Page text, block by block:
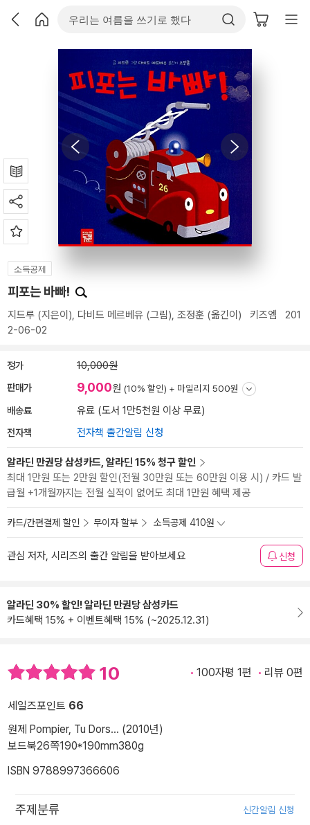
소득공제
피포는 바빠!
지드루 (지은이), 다비드 메르베유 (그림), 조정훈 (옮긴이) 키즈엠 201
2-06-02
정가 10,000원
판매가 9,000원 (10% 할인) + 마일리지 500원
배송료 유료 (도서 1만5천원 이상 무료)
전자책 전자책 출간알림 신청
알라딘 만권당 삼성카드, 알라딘 15% 청구 할인
최대 1만원 또는 2만원 할인(전월 30만원 또는 60만원 이용 시) / 카드 발
급월 +1개월까지는 전월 실적이 없어도 최대 1만원 혜택 제공
카드/간편결제 할인 무이자 할부 소득공제 410원
관심 저자, 시리즈의 출간 알림을 받아보세요 신청
알라딘 30% 할인! 알라딘 만권당 삼성카드
카드혜택 15% + 이벤트혜택 15% (~2025.12.31)
10 100자평 1편 리뷰 0편
세일즈포인트 66
원제 Pompier, Tu Dors... (2010년)
보드북26쪽190*190mm380g
ISBN 9788997366606
주제분류 신간알림 신청